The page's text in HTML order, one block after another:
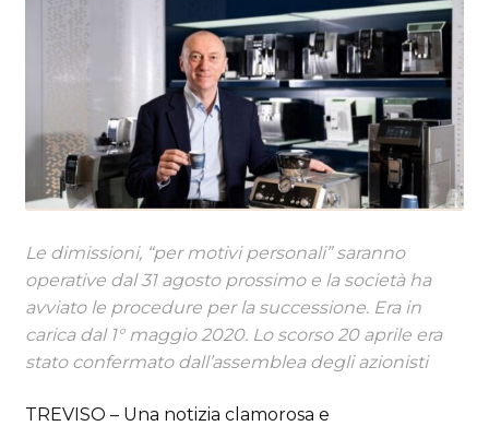
Le dimissioni, “per motivi personali” saranno
operative dal 31 agosto prossimo e la società ha
avviato le procedure per la successione. Era in
carica dal 1° maggio 2020. Lo scorso 20 aprile era
stato confermato dall’assemblea degli azionisti
TREVISO – Una notizia clamorosa e